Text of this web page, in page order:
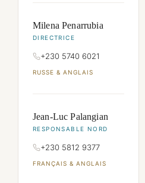
Milena Penarrubia
DIRECTRICE
+230 5740 6021
RUSSE & ANGLAIS
Jean-Luc Palangian
RESPONSABLE NORD
+230 5812 9377
FRANÇAIS & ANGLAIS